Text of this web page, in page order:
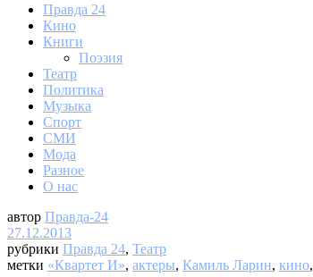
Правда 24
Кино
Книги
Поэзия
Театр
Политика
Музыка
Спорт
СМИ
Мода
Разное
О нас
автор Правда-24
27.12.2013
рубрики Правда 24, Театр
метки «Квартет И», актеры, Камиль Ларин, кино,